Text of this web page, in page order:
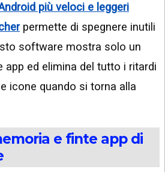
più veloci e leggeri
permette di spegnere inutili
software mostra solo un
app ed elimina del tutto i ritardi
icone quando si torna alla
e finte app di